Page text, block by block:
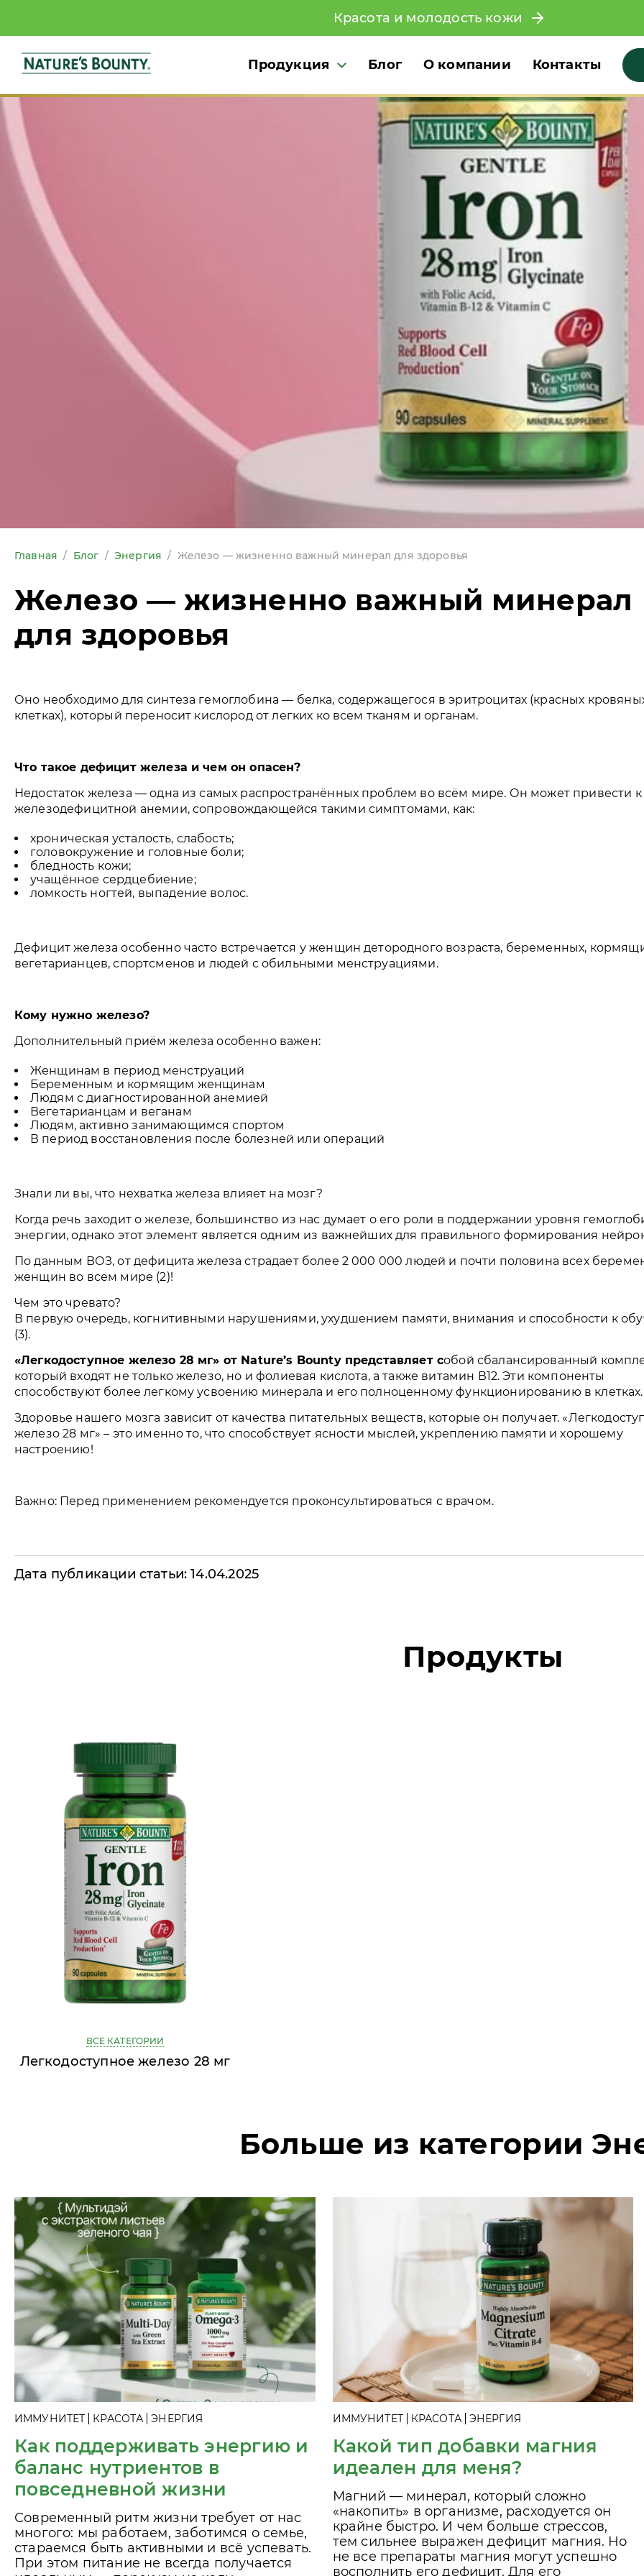
Красота и молодость кожи
Продукция Блог О компании Контакты
Главная / Блог / Энергия / Железо — жизненно важный минерал для здоровья
Железо — жизненно важный минерал
для здоровья
Оно необходимо для синтеза гемоглобина — белка, содержащегося в эритроцитах (красных
клетках), который переносит кислород от легких ко всем тканям и органам.
Что такое дефицит железа и чем он опасен?
Недостаток железа — одна из самых распространённых проблем во всём мире. Он может привести к
железодефицитной анемии, сопровождающейся такими симптомами, как:
хроническая усталость, слабость;
головокружение и головные боли;
бледность кожи;
учащённое сердцебиение;
ломкость ногтей, выпадение волос.
Дефицит железа особенно часто встречается у женщин детородного возраста, беременных,
вегетарианцев, спортсменов и людей с обильными менструациями.
Кому нужно железо?
Дополнительный приём железа особенно важен:
Женщинам в период менструаций
Беременным и кормящим женщинам
Людям с диагностированной анемией
Вегетарианцам и веганам
Людям, активно занимающимся спортом
В период восстановления после болезней или операций
Знали ли вы, что нехватка железа влияет на мозг?
Когда речь заходит о железе, большинство из нас думает о его роли в поддержании уровня
энергии, однако этот элемент является одним из важнейших для правильного формирования
По данным ВОЗ, от дефицита железа страдает более 2 000 000 людей и почти половина всех
женщин во всем мире (2)!
Чем это чревато?
В первую очередь, когнитивными нарушениями, ухудшением памяти, внимания и способности к
(3).
«Легкодоступное железо 28 мг» от Nature’s Bounty представляет собой сбалансированный
который входят не только железо, но и фолиевая кислота, а также витамин В12. Эти компоненты
способствуют более легкому усвоению минерала и его полноценному функционированию в клетках.
Здоровье нашего мозга зависит от качества питательных веществ, которые он получает.
железо 28 мг» – это именно то, что способствует ясности мыслей, укреплению памяти и хорошему
настроению!
Важно: Перед применением рекомендуется проконсультироваться с врачом.
Дата публикации статьи: 14.04.2025
Продукты
ВСЕ КАТЕГОРИИ
Легкодоступное железо 28 мг
Больше из категории
ИММУНИТЕТ КРАСОТА ЭНЕРГИЯ
Как поддерживать энергию и
баланс нутриентов в
повседневной жизни
Современный ритм жизни требует от нас
многого: мы работаем, заботимся о семье,
стараемся быть активными и всё успевать.
При этом питание не всегда получается
ИММУНИТЕТ КРАСОТА ЭНЕРГИЯ
Какой тип добавки магния
идеален для меня?
Магний — минерал, который сложно
«накопить» в организме, расходуется он
крайне быстро. И чем больше стрессов,
тем сильнее выражен дефицит магния. Но
не все препараты магния могут успешно
восполнить его дефицит. Для его